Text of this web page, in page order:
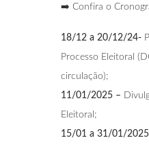
➡️ Confira o
18/12 a 20/12/24-
Processo Eleitoral
circulação);
11/01/2025 –
Eleitoral;
15/01 a 31/01/